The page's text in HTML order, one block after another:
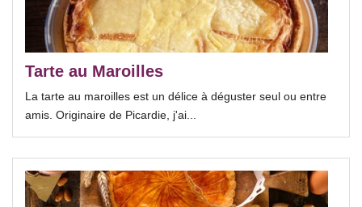
Tarte au Maroilles
La tarte au maroilles est un délice à déguster seul ou entre
amis. Originaire de Picardie, j'ai...